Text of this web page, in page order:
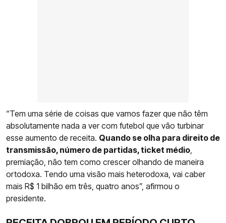
“Tem uma série de coisas que vamos fazer que não têm
absolutamente nada a ver com futebol que vão turbinar
esse aumento de receita. Quando se olha para direito de
transmissão, número de partidas, ticket médio
premiação, não tem como crescer olhando de maneira
ortodoxa. Tendo uma visão mais heterodoxa, vai caber
mais R$ 1 bilhão em três, quatro anos”, afirmou o
presidente.